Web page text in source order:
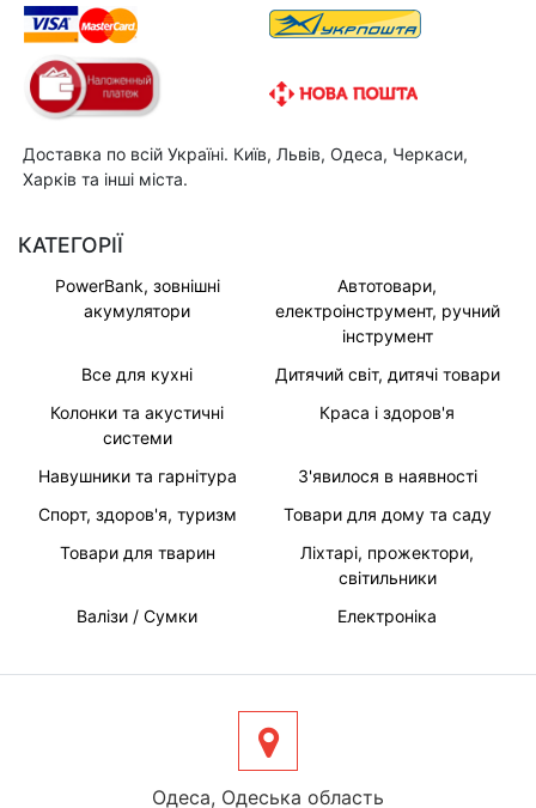
Доставка по всій Україні. Київ, Львів, Одеса, Черкаси,
Харків та інші міста.
КАТЕГОРІЇ
PowerBank, зовнішні
акумулятори
Автотовари,
електроінструмент, ручний
інструмент
Все для кухні
Дитячий світ, дитячі товари
Колонки та акустичні
системи
Краса і здоров'я
Навушники та гарнітура
З'явилося в наявності
Спорт, здоров'я, туризм
Товари для дому та саду
Товари для тварин
Ліхтарі, прожектори,
світильники
Валізи / Сумки
Електроніка
Одеса, Одеська область